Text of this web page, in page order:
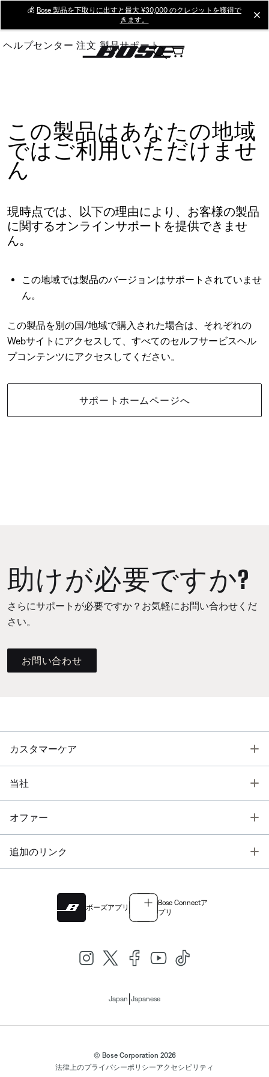
Main
💰 Bose 製品を下取りに出すと最大 ¥30,000 のクレジットを獲得で
きます。
ヘルプセンター 注文 製品サポート
この製品はあなたの地域
ではご利用いただけませ
ん
現時点では、以下の理由により、お客様の製品
に関するオンラインサポートを提供できませ
ん。
この地域では製品のバージョンはサポートされていませ
ん。
この製品を別の国/地域で購入された場合は、それぞれの
Webサイトにアクセスして、すべてのセルフサービスヘル
プコンテンツにアクセスしてください。
サポートホームページへ
助けが必要ですか?
さらにサポートが必要ですか？お気軽にお問い合わせくだ
さい。
お問い合わせ
カスタマーケア
当社
オファー
追加のリンク
ボーズアプリ
Bose Connectア
プリ
Japan Japanese
© Bose Corporation 2026
法律上のプライバシーポリシーアクセシビリティ